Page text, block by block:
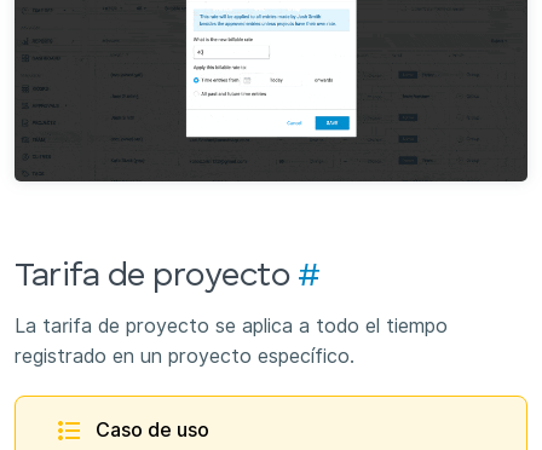
Tarifa de proyecto #
La tarifa de proyecto se aplica a todo el tiempo
registrado en un proyecto específico.
Caso de uso